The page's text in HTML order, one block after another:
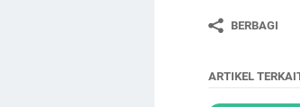
BERBAGI
ARTIKEL